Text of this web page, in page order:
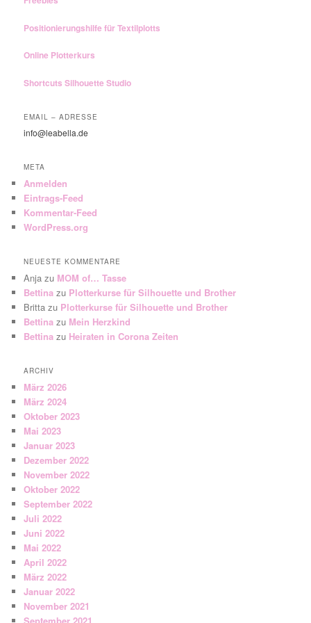
Positionierungshilfe für Textilplotts
Online Plotterkurs
Shortcuts Silhouette Studio
EMAIL – ADRESSE
info@leabella.de
META
Anmelden
Eintrags-Feed
Kommentar-Feed
WordPress.org
NEUESTE KOMMENTARE
Anja zu MOM of… Tasse
Bettina zu Plotterkurse für Silhouette und Brother
Britta zu Plotterkurse für Silhouette und Brother
Bettina zu Mein Herzkind
Bettina zu Heiraten in Corona Zeiten
ARCHIV
März 2026
März 2024
Oktober 2023
Mai 2023
Januar 2023
Dezember 2022
November 2022
Oktober 2022
September 2022
Juli 2022
Juni 2022
Mai 2022
April 2022
März 2022
Januar 2022
November 2021